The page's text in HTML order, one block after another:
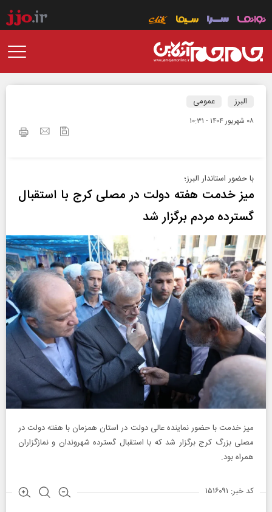
البرز عمومی
۰۸ شهريور ۱۴۰۴ - ۱۰:۳۱
با حضور استاندار البرز؛
میز خدمت هفته دولت در مصلی کرج با استقبال
گسترده مردم برگزار شد
میز خدمت با حضور نماینده عالی دولت در استان همزمان با هفته دولت در
مصلی بزرگ کرج برگزار شد که با استقبال گسترده شهروندان و نمازگزاران
همراه بود.
کد خبر: ۱۵۱۶۰۹۱